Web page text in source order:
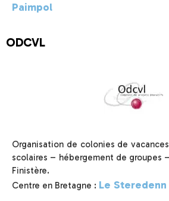
Paimpol
ODCVL
Organisation de colonies de
scolaires – hébergement de groupes
Finistère.
Centre en Bretagne : Le Steredenn